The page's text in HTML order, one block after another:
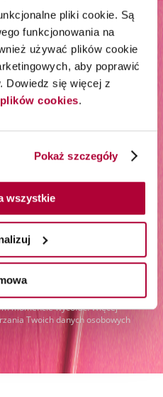
pliki cookie. Są
funkcjonowania na
używać plików cookie
aby poprawić
Dowiedz się więcej z
cookies.
Pokaż szczegóły
wszystkie
I
RABATU NA
ZAKUPY*
Professional.
się
w tym celu Twoich danych
danych). Udzielone
momencie wycofać. Więcej
Twoich danych osobowych